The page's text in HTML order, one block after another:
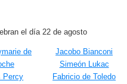
el día 22 de agosto
de
Jacobo Bianconi
Simeón Lukac
Percy
Fabricio de Toledo